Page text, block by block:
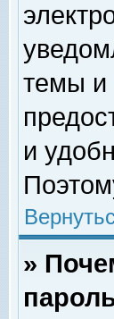
темы и
и
»